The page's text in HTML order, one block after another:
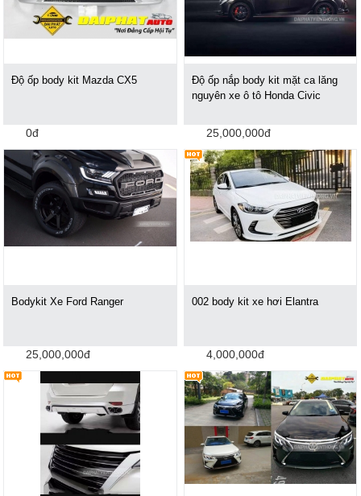
Độ ốp body kit Mazda CX5
0đ
Độ ốp nắp body kit mặt ca lăng
nguyên xe ô tô Honda Civic
25,000,000đ
Bodykit Xe Ford Ranger
25,000,000đ
002 body kit xe hơi Elantra
4,000,000đ